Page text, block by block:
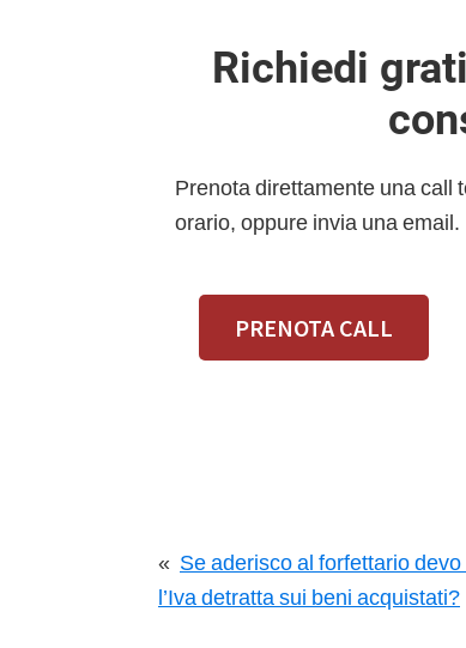
Richiedi
Prenota direttamente una call
orario, oppure invia una email.
PRENOTA CALL
« Se aderisco al forfettario
l’Iva detratta sui beni acquistati?